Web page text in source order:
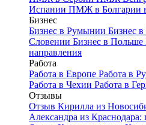
Испании ПМЖ в Болгарии
Бизнес
Бизнес в Румынии Бизнес
Словении Бизнес в Польше
направления
Работа
Работа в Европе Работа в
Работа в Чехии Работа в
Отзывы
Отзыв Кирилла из
Александра из